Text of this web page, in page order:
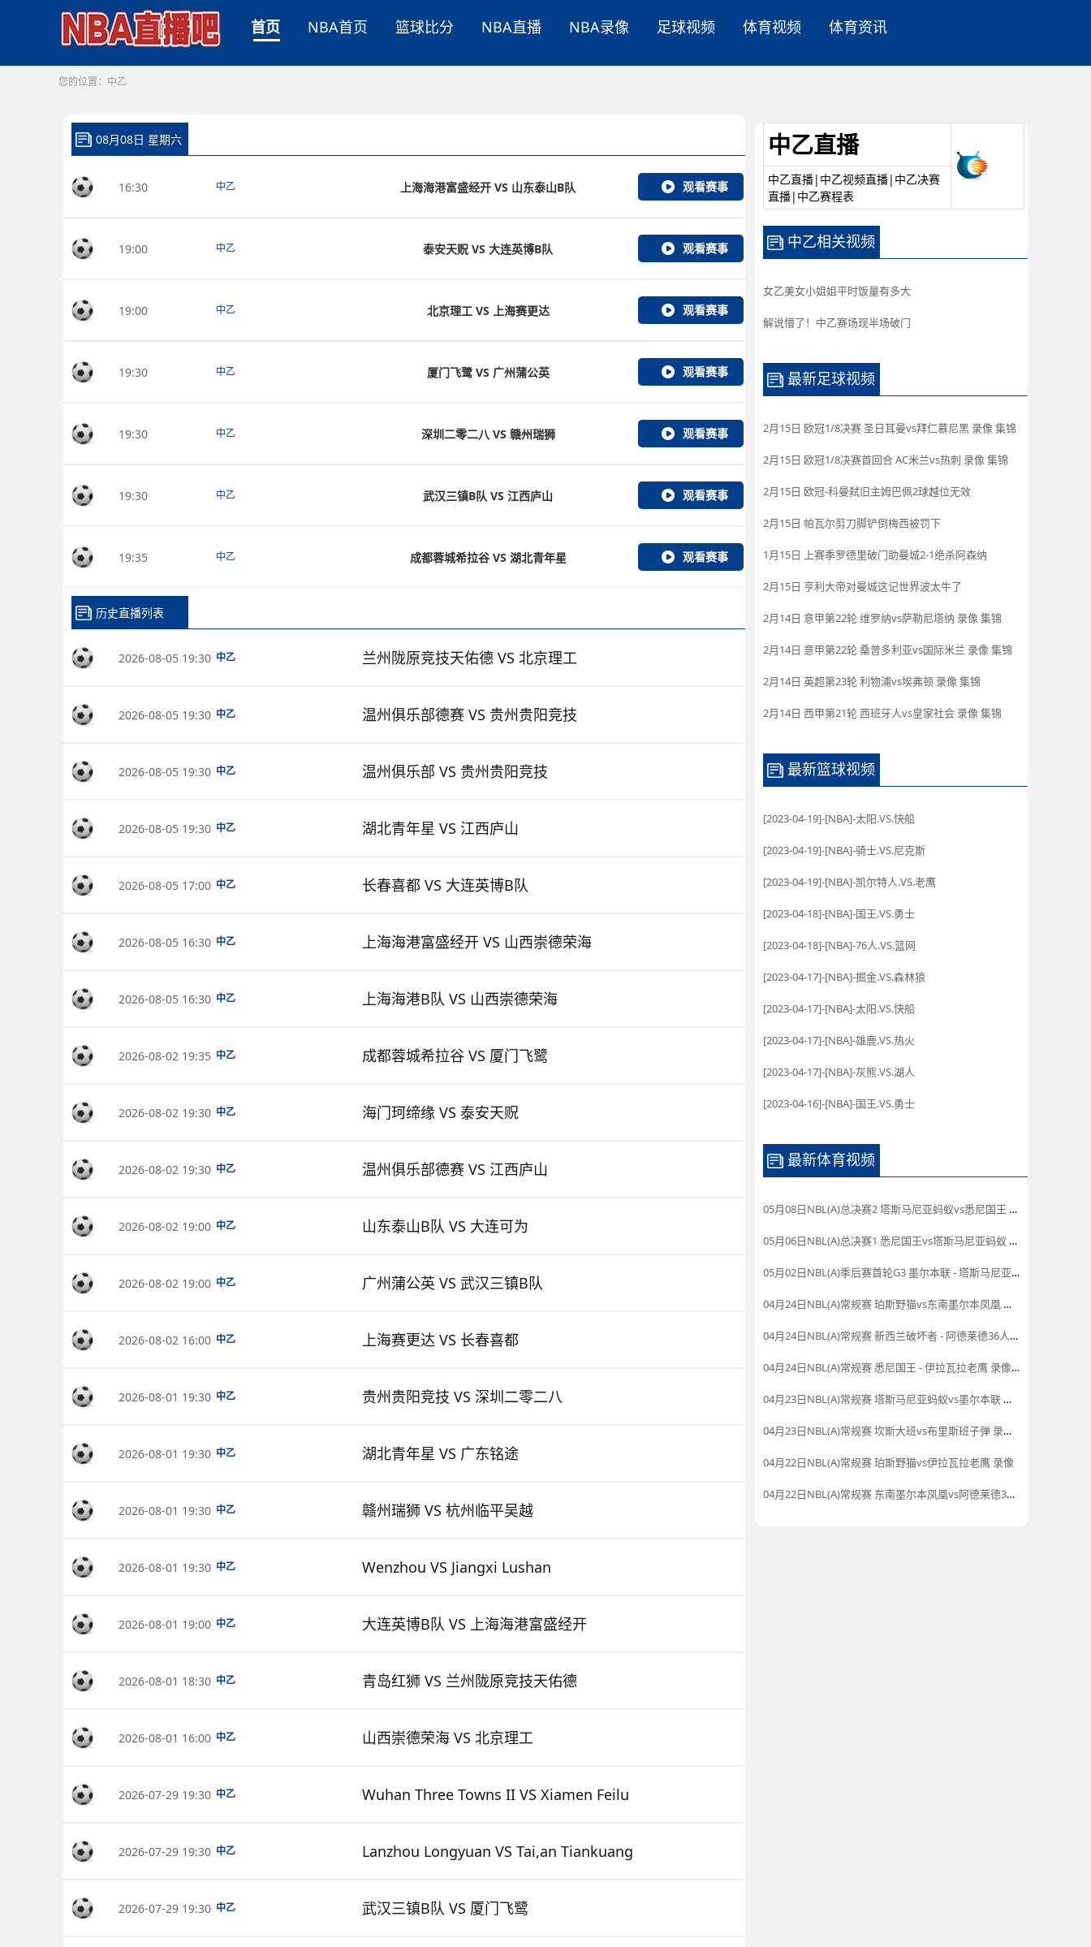
首页 NBA首页 篮球比分 NBA直播 NBA录像 足球视频 体育视频 体育资讯
您的位置： 中乙
08月08日 星期六
16:30 中乙 上海海港富盛经开 VS 山东泰山B队 观看赛事
19:00 中乙 泰安天贶 VS 大连英博B队 观看赛事
19:00 中乙 北京理工 VS 上海赛更达 观看赛事
19:30 中乙 厦门飞鹭 VS 广州蒲公英 观看赛事
19:30 中乙 深圳二零二八 VS 赣州瑞狮 观看赛事
19:30 中乙 武汉三镇B队 VS 江西庐山 观看赛事
19:35 中乙 成都蓉城希拉谷 VS 湖北青年星 观看赛事
历史直播列表
2026-08-05 19:30 中乙 兰州陇原竞技天佑德 VS 北京理工
2026-08-05 19:30 中乙 温州俱乐部德赛 VS 贵州贵阳竞技
2026-08-05 19:30 中乙 温州俱乐部 VS 贵州贵阳竞技
2026-08-05 19:30 中乙 湖北青年星 VS 江西庐山
2026-08-05 17:00 中乙 长春喜都 VS 大连英博B队
2026-08-05 16:30 中乙 上海海港富盛经开 VS 山西崇德荣海
2026-08-05 16:30 中乙 上海海港B队 VS 山西崇德荣海
2026-08-02 19:35 中乙 成都蓉城希拉谷 VS 厦门飞鹭
2026-08-02 19:30 中乙 海门珂缔缘 VS 泰安天贶
2026-08-02 19:30 中乙 温州俱乐部德赛 VS 江西庐山
2026-08-02 19:00 中乙 山东泰山B队 VS 大连可为
2026-08-02 19:00 中乙 广州蒲公英 VS 武汉三镇B队
2026-08-02 16:00 中乙 上海赛更达 VS 长春喜都
2026-08-01 19:30 中乙 贵州贵阳竞技 VS 深圳二零二八
2026-08-01 19:30 中乙 湖北青年星 VS 广东铭途
2026-08-01 19:30 中乙 赣州瑞狮 VS 杭州临平吴越
2026-08-01 19:30 中乙 Wenzhou VS Jiangxi Lushan
2026-08-01 19:00 中乙 大连英博B队 VS 上海海港富盛经开
2026-08-01 18:30 中乙 青岛红狮 VS 兰州陇原竞技天佑德
2026-08-01 16:00 中乙 山西崇德荣海 VS 北京理工
2026-07-29 19:30 中乙 Wuhan Three Towns II VS Xiamen Feilu
2026-07-29 19:30 中乙 Lanzhou Longyuan VS Tai,an Tiankuang
2026-07-29 19:30 中乙 武汉三镇B队 VS 厦门飞鹭
中乙直播
中乙直播|中乙视频直播|中乙决赛
直播|中乙赛程表
中乙相关视频
女乙美女小姐姐平时饭量有多大
解说懵了！中乙赛场现半场破门
最新足球视频
2月15日 欧冠1/8决赛 圣日耳曼vs拜仁慕尼黑 录像 集锦
2月15日 欧冠1/8决赛首回合 AC米兰vs热刺 录像 集锦
2月15日 欧冠-科曼弑旧主姆巴佩2球越位无效
2月15日 帕瓦尔剪刀脚铲倒梅西被罚下
1月15日 上赛季罗德里破门助曼城2-1绝杀阿森纳
2月15日 亨利大帝对曼城这记世界波太牛了
2月14日 意甲第22轮 维罗纳vs萨勒尼塔纳 录像 集锦
2月14日 意甲第22轮 桑普多利亚vs国际米兰 录像 集锦
2月14日 英超第23轮 利物浦vs埃弗顿 录像 集锦
2月14日 西甲第21轮 西班牙人vs皇家社会 录像 集锦
最新篮球视频
[2023-04-19]-[NBA]-太阳.VS.快船
[2023-04-19]-[NBA]-骑士.VS.尼克斯
[2023-04-19]-[NBA]-凯尔特人.VS.老鹰
[2023-04-18]-[NBA]-国王.VS.勇士
[2023-04-18]-[NBA]-76人.VS.篮网
[2023-04-17]-[NBA]-掘金.VS.森林狼
[2023-04-17]-[NBA]-太阳.VS.快船
[2023-04-17]-[NBA]-雄鹿.VS.热火
[2023-04-17]-[NBA]-灰熊.VS.湖人
[2023-04-16]-[NBA]-国王.VS.勇士
最新体育视频
05月08日NBL(A)总决赛2 塔斯马尼亚蚂蚁vs悉尼国王 录像
05月06日NBL(A)总决赛1 悉尼国王vs塔斯马尼亚蚂蚁 全场录像
05月02日NBL(A)季后赛首轮G3 墨尔本联 - 塔斯马尼亚蚂蚁 录像集锦
04月24日NBL(A)常规赛 珀斯野猫vs东南墨尔本凤凰 录像
04月24日NBL(A)常规赛 新西兰破坏者 - 阿德莱德36人 录像集锦
04月24日NBL(A)常规赛 悉尼国王 - 伊拉瓦拉老鹰 录像集锦
04月23日NBL(A)常规赛 塔斯马尼亚蚂蚁vs墨尔本联 录像集锦
04月23日NBL(A)常规赛 坎斯大班vs布里斯班子弹 录像集锦
04月22日NBL(A)常规赛 珀斯野猫vs伊拉瓦拉老鹰 录像
04月22日NBL(A)常规赛 东南墨尔本凤凰vs阿德莱德36人 录像